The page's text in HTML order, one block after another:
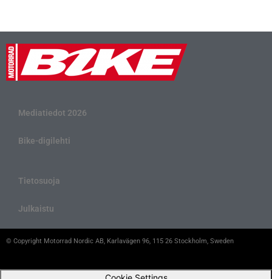
Mediatiedot 2026
Bike-digilehti
Tietosuoja
Julkaistu
© Copyright Motorrad Nordic AB, Karlavägen 96, 115 26 Stockholm, Sweden